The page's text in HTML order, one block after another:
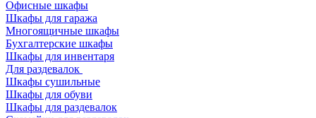
Офисные шкафы
Шкафы для гаража
Многоящичные шкафы
Бухгалтерские шкафы
Шкафы для инвентаря
Для раздевалок
Шкафы сушильные
Шкафы для обуви
Шкафы для раздевалок